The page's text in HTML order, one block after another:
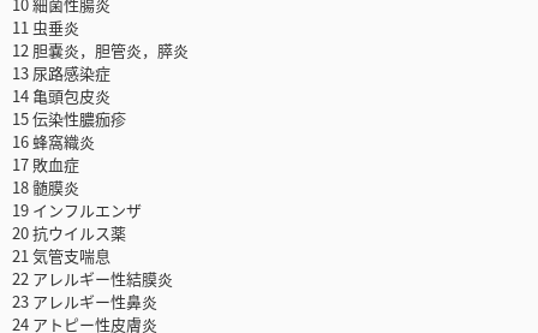
11 虫垂炎
12 胆嚢炎，胆管炎，膵炎
13 尿路感染症
14 亀頭包皮炎
15 伝染性膿痂疹
16 蜂窩織炎
17 敗血症
18 髄膜炎
19 インフルエンザ
20 抗ウイルス薬
21 気管支喘息
22 アレルギー性結膜炎
23 アレルギー性鼻炎
24 アトピー性皮膚炎